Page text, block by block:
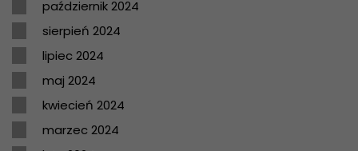
październik 2024
sierpień 2024
lipiec 2024
maj 2024
kwiecień 2024
marzec 2024